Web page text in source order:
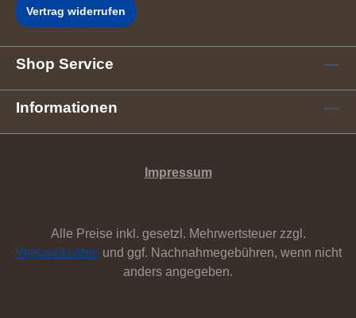
Vertrag widerrufen
Shop Service
Informationen
Impressum
Alle Preise inkl. gesetzl. Mehrwertsteuer zzgl.
Versandkosten und ggf. Nachnahmegebühren, wenn nicht
anders angegeben.